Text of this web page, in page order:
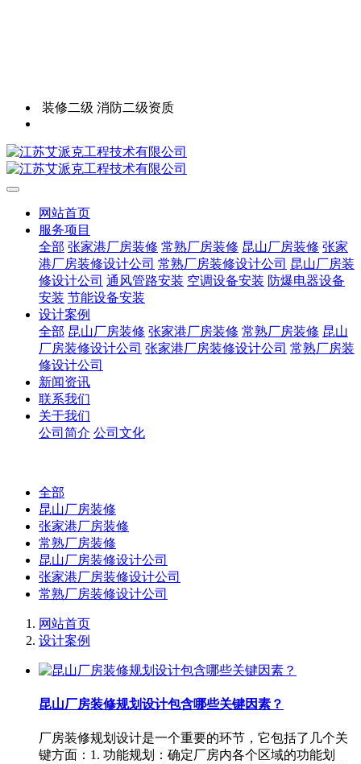
装修二级 消防二级资质
网站首页
服务项目
全部 张家港厂房装修 常熟厂房装修 昆山厂房装修 张家
港厂房装修设计公司 常熟厂房装修设计公司 昆山厂房装
修设计公司 通风管路安装 空调设备安装 防爆电器设备
安装 节能设备安装
设计案例
全部 昆山厂房装修 张家港厂房装修 常熟厂房装修 昆山
厂房装修设计公司 张家港厂房装修设计公司 常熟厂房装
修设计公司
新闻资讯
联系我们
关于我们
公司简介 公司文化
全部
昆山厂房装修
张家港厂房装修
常熟厂房装修
昆山厂房装修设计公司
张家港厂房装修设计公司
常熟厂房装修设计公司
网站首页
设计案例
昆山厂房装修规划设计包含哪些关键因素？
厂房装修规划设计是一个重要的环节，它包括了几个关
键方面：1. 功能规划：确定厂房内各个区域的功能划